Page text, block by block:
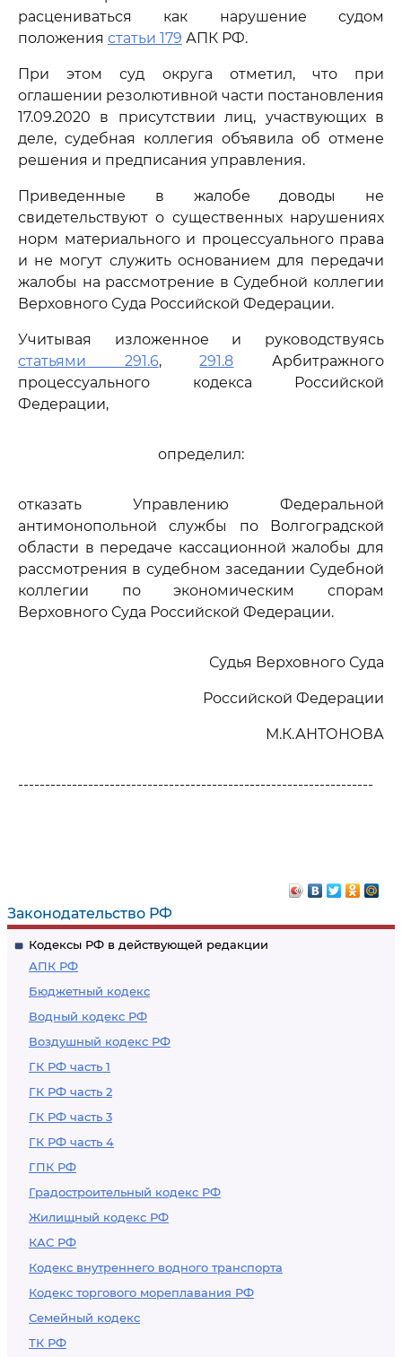
Законодательство РФ
Кодексы РФ в действующей редакции
АПК РФ
Бюджетный кодекс
Водный кодекс РФ
Воздушный кодекс РФ
ГК РФ часть 1
ГК РФ часть 2
ГК РФ часть 3
ГК РФ часть 4
ГПК РФ
Градостроительный кодекс РФ
Жилищный кодекс РФ
КАС РФ
Кодекс внутреннего водного транспорта
Кодекс торгового мореплавания РФ
Семейный кодекс
ТК РФ
расцениваться как нарушение судом
положения статьи 179 АПК РФ.
При этом суд округа отметил, что при
оглашении резолютивной части постановления
17.09.2020 в присутствии лиц, участвующих в
деле, судебная коллегия объявила об отмене
решения и предписания управления.
Приведенные в жалобе доводы не
свидетельствуют о существенных нарушениях
норм материального и процессуального права
и не могут служить основанием для передачи
жалобы на рассмотрение в Судебной коллегии
Верховного Суда Российской Федерации.
Учитывая изложенное и руководствуясь
статьями 291.6,291.8 Арбитражного
процессуального кодекса Российской
Федерации,
определил:
отказать Управлению Федеральной
антимонопольной службы по Волгоградской
области в передаче кассационной жалобы для
рассмотрения в судебном заседании Судебной
коллегии по экономическим спорам
Верховного Суда Российской Федерации.
Судья Верховного Суда
Российской Федерации
М.К.АНТОНОВА
------------------------------------------------------------------